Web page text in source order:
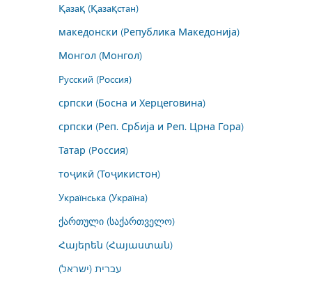
Қазақ (Қазақстан)
македонски (Република Македонија)
Монгол (Монгол)
Русский (Россия)
српски (Босна и Херцеговина)
српски (Реп. Србија и Реп. Црна Гора)
Татар (Россия)
тоҷикӣ (Тоҷикистон)
Українська (Україна)
ქართული (საქართველო)
Հայերեն (Հայաստան)
עברית (ישראל)